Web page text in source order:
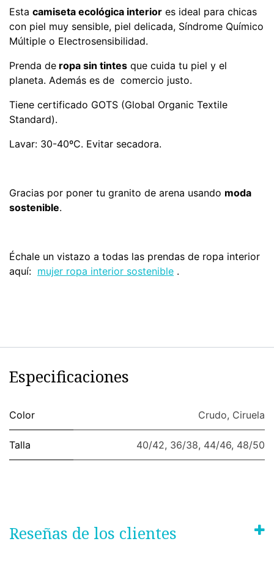
Esta camiseta ecológica interior es ideal para chicas
con piel muy sensible, piel delicada, Síndrome Químico
Múltiple o Electrosensibilidad.
Prenda de ropa sin tintes que cuida tu piel y el
planeta. Además es de comercio justo.
Tiene certificado GOTS (Global Organic Textile
Standard).
Lavar: 30-40ºC. Evitar secadora.
Gracias por poner tu granito de arena usando moda
sostenible.
Échale un vistazo a todas las prendas de ropa interior
aquí: mujer ropa interior sostenible .
Especificaciones
Color Crudo, Ciruela
Talla 40/42, 36/38, 44/46, 48/50
Reseñas de los clientes